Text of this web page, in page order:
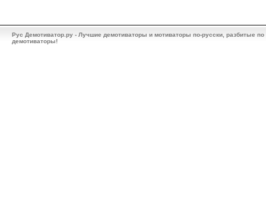
Рус Демотиватор.ру - Лучшие демотиваторы и мотиваторы по-русски, разбитые
демотиваторы!